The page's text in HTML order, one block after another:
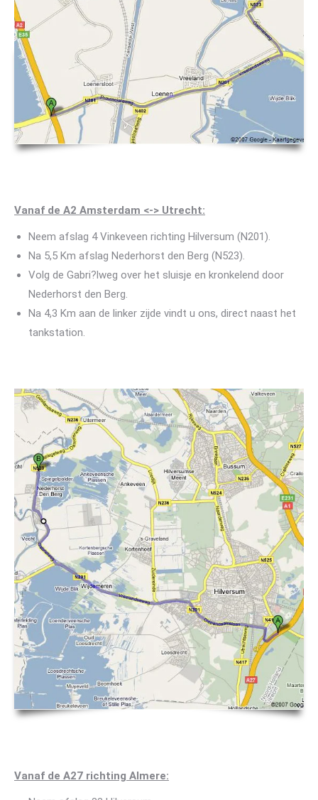
Vanaf de A2 Amsterdam <-> Utrecht:
Neem afslag 4 Vinkeveen richting Hilversum (N201).
Na 5,5 Km afslag Nederhorst den Berg (N523).
Volg de Gabri?lweg over het sluisje en kronkelend door
Nederhorst den Berg.
Na 4,3 Km aan de linker zijde vindt u ons, direct naast het
tankstation.
Vanaf de A27 richting Almere: